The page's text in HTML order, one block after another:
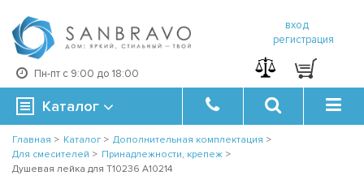
Пн-пт с 9:00 до 18:00
вход
регистрация
Каталог
Главная > Каталог > Дополнительная комплектация >
Для смесителей > Принадлежности, крепеж >
Душевая лейка для T10236 A10214